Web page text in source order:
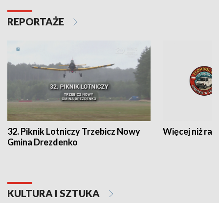
REPORTAŻE
32. Piknik Lotniczy Trzebicz Nowy
Gmina Drezdenko
Więcej niż rajd
KULTURA I SZTUKA